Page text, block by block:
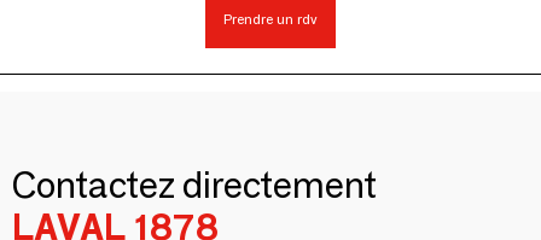
Prendre un rdv
Contactez directement
LAVAL 1878